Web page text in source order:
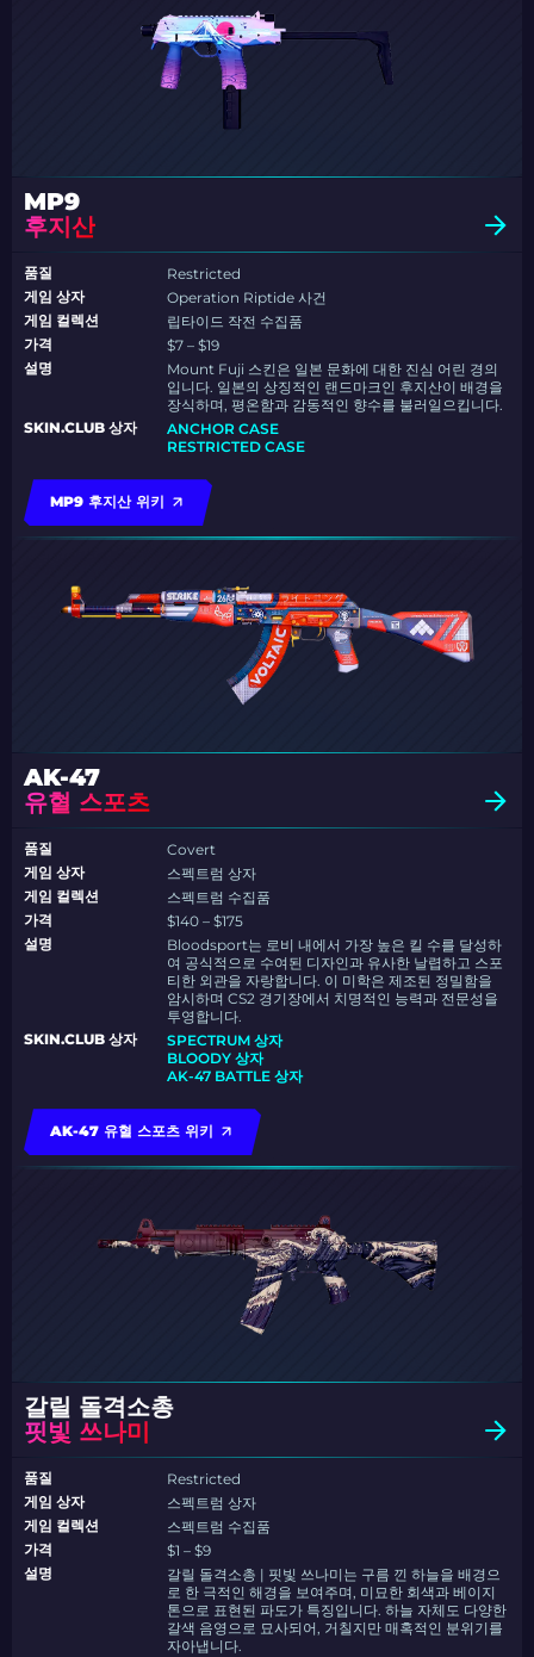
MP9
후지산
품질
Restricted
게임 상자
Operation Riptide 사건
게임 컬렉션
립타이드 작전 수집품
가격
$7 – $19
설명
Mount Fuji 스킨은 일본 문화에 대한 진심 어린 경의
입니다. 일본의 상징적인 랜드마크인 후지산이 배경을
장식하며, 평온함과 감동적인 향수를 불러일으킵니다.
SKIN.CLUB 상자
ANCHOR CASE
RESTRICTED CASE
MP9 후지산 위키
AK-47
유혈 스포츠
품질
Covert
게임 상자
스펙트럼 상자
게임 컬렉션
스펙트럼 수집품
가격
$140 – $175
설명
Bloodsport는 로비 내에서 가장 높은 킬 수를 달성하
여 공식적으로 수여된 디자인과 유사한 날렵하고 스포
티한 외관을 자랑합니다. 이 미학은 제조된 정밀함을
암시하며 CS2 경기장에서 치명적인 능력과 전문성을
투영합니다.
SKIN.CLUB 상자
SPECTRUM 상자
BLOODY 상자
AK-47 BATTLE 상자
AK-47 유혈 스포츠 위키
갈릴 돌격소총
핏빛 쓰나미
품질
Restricted
게임 상자
스펙트럼 상자
게임 컬렉션
스펙트럼 수집품
가격
$1 – $9
설명
갈릴 돌격소총 | 핏빛 쓰나미는 구름 낀 하늘을 배경으
로 한 극적인 해경을 보여주며, 미묘한 회색과 베이지
톤으로 표현된 파도가 특징입니다. 하늘 자체도 다양한
갈색 음영으로 묘사되어, 거칠지만 매혹적인 분위기를
자아냅니다.